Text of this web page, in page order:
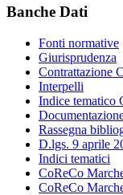
Banche Dati
Fonti normative
Giurisprudenza
Contrattazione
Interpelli
Indice tematico
Rassegna
D.lgs. 9 aprile
Indici tematici
CoReCo
CoReCo